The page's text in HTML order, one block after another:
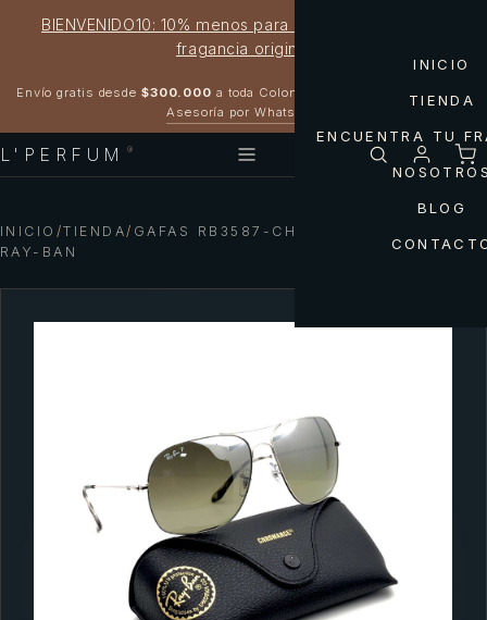
BIENVENIDO10: 10% menos para estrenar tu próxima
fragancia original
Envío gratis desde $300.000 a toda Colombia
Asesoría por WhatsApp
L'PERFUM ®
INICIO
TIENDA
ENCUENTRA TU
BLOG
INICIO /TIENDA/ GAFAS RB3587-CH003/5J CHROMANCE
RAY-BAN